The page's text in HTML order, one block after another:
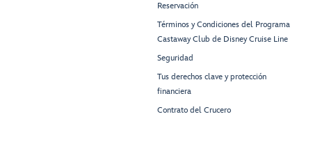
Reservación
Términos y Condiciones del Programa
Castaway Club de Disney Cruise Line
Seguridad
Tus derechos clave y protección
financiera
Contrato del Crucero